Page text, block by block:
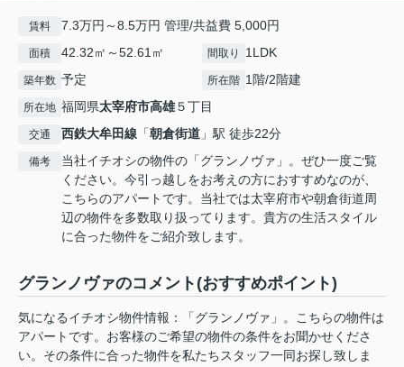
賃料 7.3万円～8.5万円 管理/共益費 5,000円
面積 42.32㎡～52.61㎡ 間取り 1LDK
築年数 予定 所在階 1階/2階建
所在地 福岡県太宰府市高雄５丁目
交通 西鉄大牟田線 「朝倉街道 」駅 徒歩22分
備考
当社イチオシの物件の「グランノヴァ」。ぜひ一度ご覧
ください。今引っ越しをお考えの方におすすめなのが、
こちらのアパートです。当社では太宰府市や朝倉街道周
辺の物件を多数取り扱ってります。貴方の生活スタイル
に合った物件をご紹介致します。
グランノヴァのコメント(おすすめポイント)
気になるイチオシ物件情報：「グランノヴァ」。こちらの物件は
アパートです。お客様のご希望の物件の条件をお聞かせくださ
い。その条件に合った物件を私たちスタッフ一同お探し致しま